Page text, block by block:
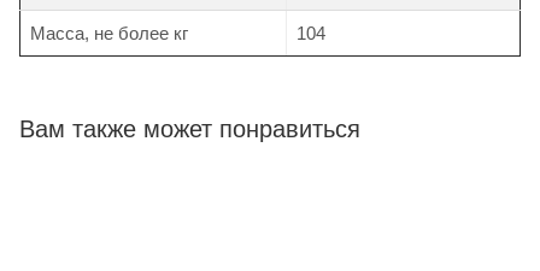
Масса, не более кг 104
Вам также может понравиться